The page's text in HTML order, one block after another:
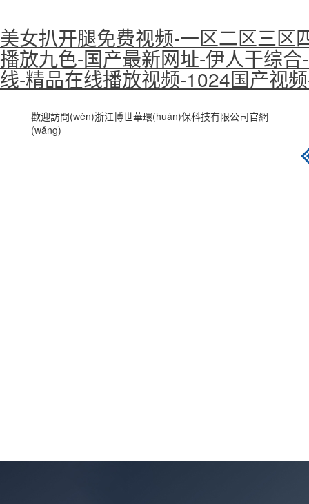
美女扒开腿免费视频-一区二区三区
播放九色-国产最新网址-伊人干综
线-精品在线播放视频-1024国产视
歡迎訪問(wèn)浙江博世華環(huán)保科技有限公司官網
(wǎng)